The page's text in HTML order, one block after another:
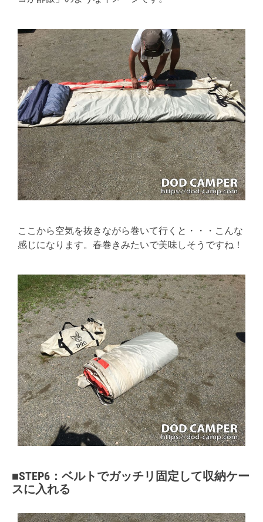
ここから空気を抜きながら巻いて行くと・・・こんな
感じになります。春巻きみたいで美味しそうですね！
■STEP6：ベルトでガッチリ固定して収納ケー
スに入れる